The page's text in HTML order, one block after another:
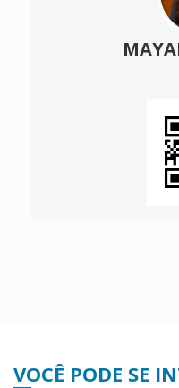
VOCÊ PODE SE